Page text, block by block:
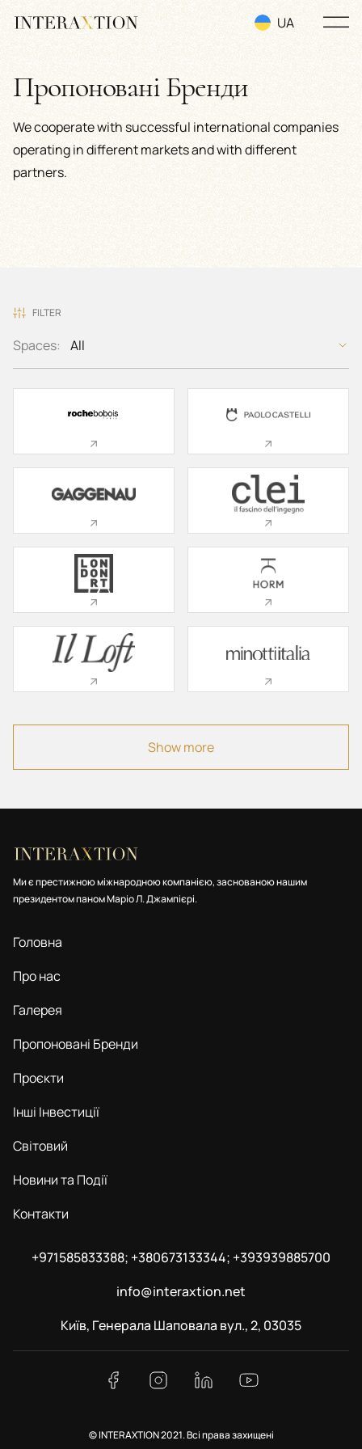
RU
EN
UA
Пропоновані Бренди
We cooperate with successful international companies
operating in different markets and with different
partners.
FILTER
03 Кухня
05 Ванна кімната
07 Патіо
08 Гардероб
Spaces: All
Show more
Ми є престижною міжнародною компанією, заснованою нашим
президентом паном Маріо Л. Джампієрі.
Головна
Про нас
Галерея
Пропоновані Бренди
Проєкти
Інші Інвестиції
Світовий
Новини та Події
Контакти
+971585833388; +380673133344; +393939885700
info@interaxtion.net
Київ, Генерала Шаповала вул., 2, 03035
© INTERAXTION 2021. Всі права захищені